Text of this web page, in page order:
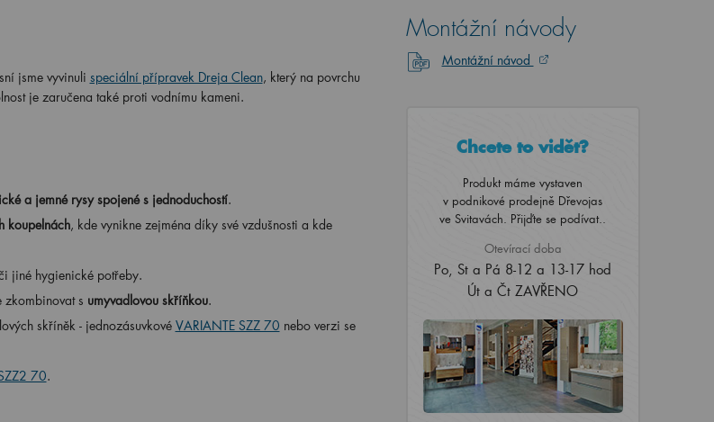
jsme vyvinuli speciální přípravek Dreja Clean, který na povrchu
je zaručena také proti vodnímu kameni.
a jemné rysy spojené s jednoduchostí.
koupelnách, kde vynikne zejména díky své vzdušnosti a kde
jiné hygienické potřeby.
zkombinovat s umyvadlovou skříňkou.
skříněk - jednozásuvkové VARIANTE SZZ 70 nebo verzi se
70.
Montážní návody
Montážní návod
Chcete to vidět?
Produkt máme vystaven
v podnikové prodejně Dřevojas
ve Svitavách. Přijďte se podívat..
Otevírací doba
Po, St a Pá 8-12 a 13-17 hod
Út a Čt ZAVŘENO